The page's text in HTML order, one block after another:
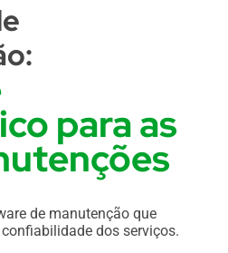
para as
de manutenção que
dos serviços.